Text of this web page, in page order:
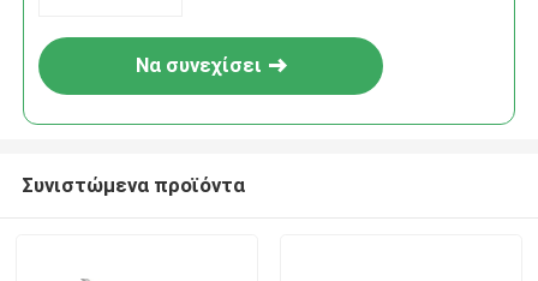
Να συνεχίσει
Συνιστώμενα προϊόντα